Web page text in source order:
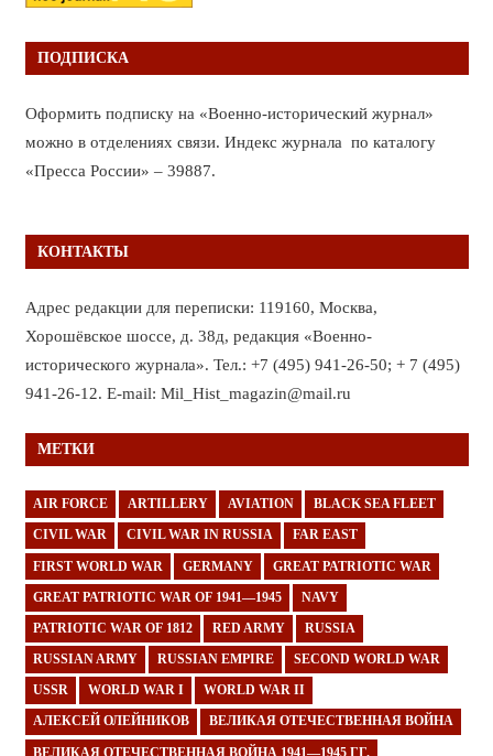
ПОДПИСКА
Оформить подписку на «Военно-исторический журнал»
можно в отделениях связи. Индекс журнала по каталогу
«Пресса России» – 39887.
КОНТАКТЫ
Адрес редакции для переписки: 119160, Москва,
Хорошёвское шоссе, д. 38д, редакция «Военно-
исторического журнала». Тел.: +7 (495) 941-26-50; + 7 (495)
941-26-12. E-mail: Mil_Hist_magazin@mail.ru
МЕТКИ
AIR FORCE ARTILLERY AVIATION BLACK SEA FLEET
CIVIL WAR CIVIL WAR IN RUSSIA FAR EAST
FIRST WORLD WAR GERMANY GREAT PATRIOTIC WAR
GREAT PATRIOTIC WAR OF 1941—1945 NAVY
PATRIOTIC WAR OF 1812 RED ARMY RUSSIA
RUSSIAN ARMY RUSSIAN EMPIRE SECOND WORLD WAR
USSR WORLD WAR I WORLD WAR II
АЛЕКСЕЙ ОЛЕЙНИКОВ ВЕЛИКАЯ ОТЕЧЕСТВЕННАЯ ВОЙНА
ВЕЛИКАЯ ОТЕЧЕСТВЕННАЯ ВОЙНА 1941—1945 ГГ.